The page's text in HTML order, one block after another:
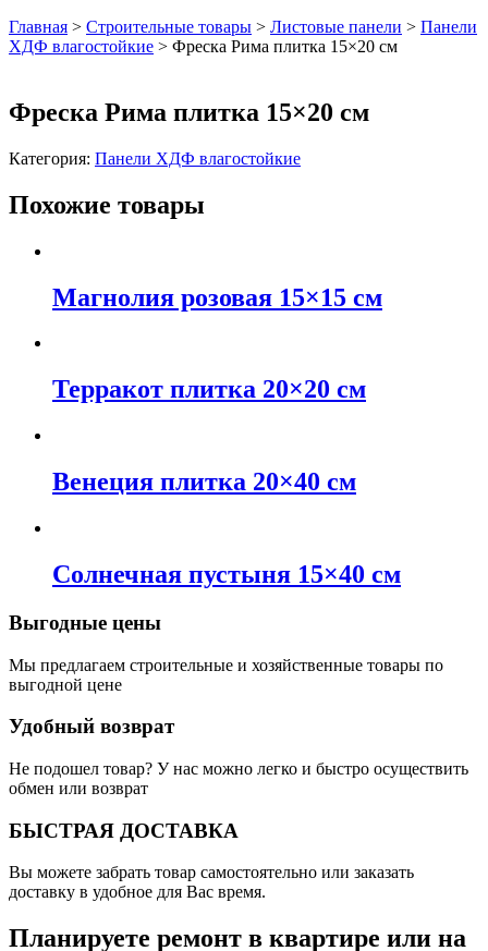
Главная > Строительные товары > Листовые панели > Панели
ХДФ влагостойкие > Фреска Рима плитка 15×20 см
Фреска Рима плитка 15×20 см
Категория: Панели ХДФ влагостойкие
Похожие товары
Магнолия розовая 15×15 см
Терракот плитка 20×20 см
Венеция плитка 20×40 см
Солнечная пустыня 15×40 см
Выгодные цены
Мы предлагаем строительные и хозяйственные товары по
выгодной цене
Удобный возврат
Не подошел товар? У нас можно легко и быстро осуществить
обмен или возврат
БЫСТРАЯ ДОСТАВКА
Вы можете забрать товар самостоятельно или заказать
доставку в удобное для Вас время.
Планируете ремонт в квартире или на